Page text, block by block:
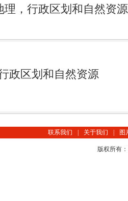
理，行政区划和自然资源
政区划和自然资源
联系我们 关于我们 图
版权所有